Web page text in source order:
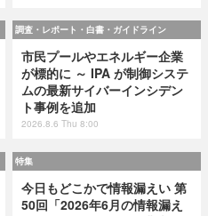
調査・レポート・白書・ガイドライン
市民プールやエネルギー企業
が標的に ～ IPA が制御システ
ムの最新サイバーインシデン
ト事例を追加
2026.8.6 Thu 8:00
特集
今日もどこかで情報漏えい 第
50回「2026年6月の情報漏え